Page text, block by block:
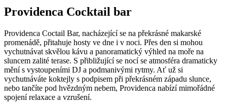
Providenca Cocktail bar
Providenca Coctail Bar, nacházející se na překrásné makarské
promenádě, přitahuje hosty ve dne i v noci. Přes den si mohou
vychutnávat skvělou kávu a panoramatický výhled na moře na
sluncem zalité terase. S přibližující se nocí se atmosféra dramaticky
mění s vystoupeními DJ a podmanivými rytmy. Ať už si
vychutnáváte koktejly s podpisem při překrásném západu slunce,
nebo tančíte pod hvězdným nebem, Providenca nabízí mimořádné
spojení relaxace a vzrušení.